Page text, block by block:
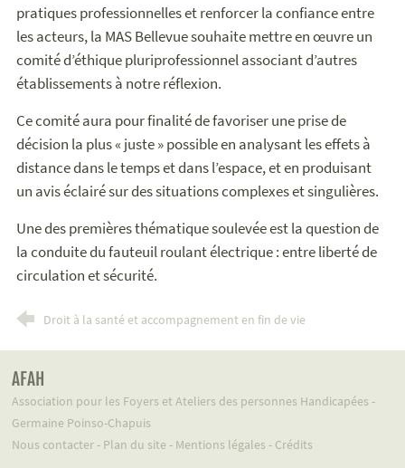
pratiques professionnelles et renforcer la confiance entre
les acteurs, la MAS Bellevue souhaite mettre en œuvre un
comité d’éthique pluriprofessionnel associant d’autres
établissements à notre réflexion.
Ce comité aura pour finalité de favoriser une prise de
décision la plus « juste » possible en analysant les effets à
distance dans le temps et dans l’espace, et en produisant
un avis éclairé sur des situations complexes et singulières.
Une des premières thématique soulevée est la question de
la conduite du fauteuil roulant électrique : entre liberté de
circulation et sécurité.
Droit à la santé et accompagnement en fin de vie
AFAH
Association pour les Foyers et Ateliers des personnes Handicapées -
Germaine Poinso-Chapuis
Nous contacter- Plan du site - Mentions légales - Crédits